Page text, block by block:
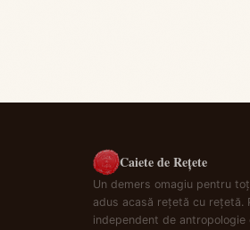
Caiete de Rețete
Un demers omagiu pentru
adus acasă rețetă cu rețetă.
independent de antropologie